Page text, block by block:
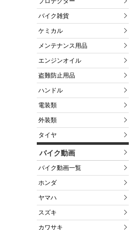
バイク雑貨
ケミカル
メンテナンス用品
エンジンオイル
盗難防止用品
ハンドル
電装類
外装類
タイヤ
バイク動画
バイク動画一覧
ホンダ
ヤマハ
スズキ
カワサキ